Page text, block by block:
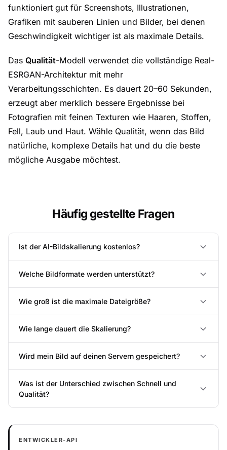
funktioniert gut für Screenshots, Illustrationen,
Grafiken mit sauberen Linien und Bilder, bei denen
Geschwindigkeit wichtiger ist als maximale Details.
Das Qualität-Modell verwendet die vollständige Real-
ESRGAN-Architektur mit mehr
Verarbeitungsschichten. Es dauert 20–60 Sekunden,
erzeugt aber merklich bessere Ergebnisse bei
Fotografien mit feinen Texturen wie Haaren, Stoffen,
Fell, Laub und Haut. Wähle Qualität, wenn das Bild
natürliche, komplexe Details hat und du die beste
mögliche Ausgabe möchtest.
Häufig gestellte Fragen
Ist der AI-Bildskalierung kostenlos?
Welche Bildformate werden unterstützt?
Wie groß ist die maximale Dateigröße?
Wie lange dauert die Skalierung?
Wird mein Bild auf deinen Servern gespeichert?
Was ist der Unterschied zwischen Schnell und
Qualität?
ENTWICKLER-API